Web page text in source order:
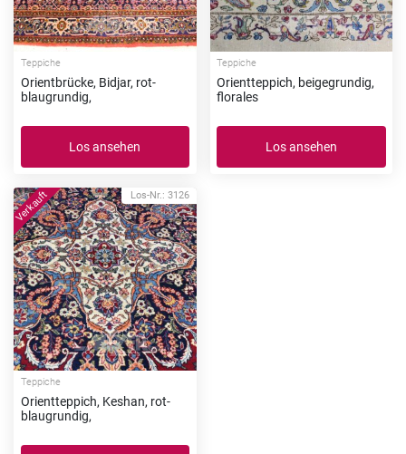
Teppiche
Orientbrücke, Bidjar, rot-
blaugrundig,
Los ansehen
Teppiche
Orientteppich, beigegrundig,
florales
Los ansehen
Los-Nr.: 3126
Teppiche
Orientteppich, Keshan, rot-
blaugrundig,